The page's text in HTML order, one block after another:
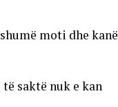
moti dhe kanë
saktë nuk e kan